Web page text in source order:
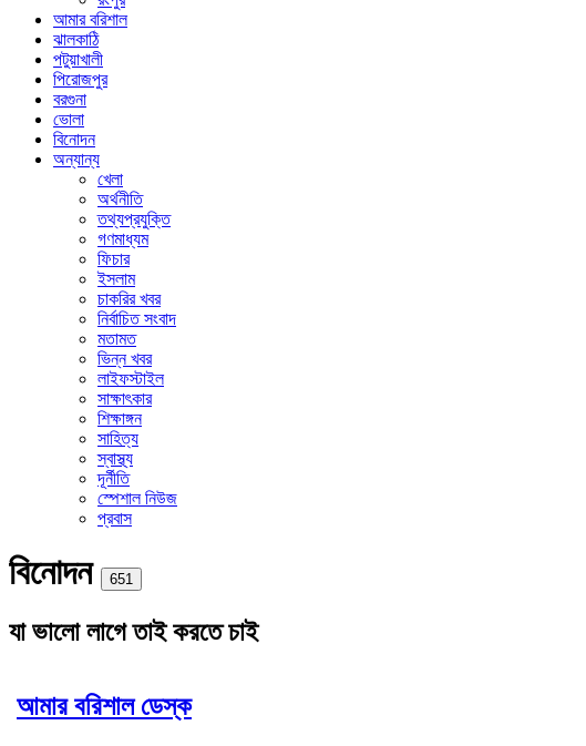
আমার বরিশাল
ঝালকাঠি
পটুয়াখালী
পিরোজপুর
বরগুনা
ভোলা
বিনোদন
অন্যান্য
খেলা
অর্থনীতি
তথ্যপ্রযুক্তি
গণমাধ্যম
ফিচার
ইসলাম
চাকরির খবর
নির্বাচিত সংবাদ
মতামত
ভিন্ন খবর
লাইফস্টাইল
সাক্ষাৎকার
শিক্ষাঙ্গন
সাহিত্য
স্বাস্থ্য
দূর্নীতি
স্পেশাল নিউজ
প্রবাস
বিনোদন 651
যা ভালো লাগে তাই করতে চাই
আমার বরিশাল ডেস্ক